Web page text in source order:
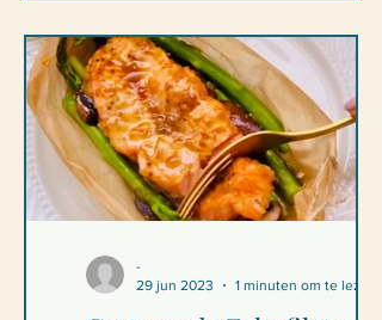
-
29 jun 2023
1 minuten om te lezen